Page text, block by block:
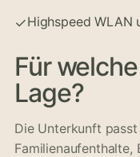
✓Highspeed WLAN
Für
Lage?
Die Unterkunft
Familienaufenthalte,